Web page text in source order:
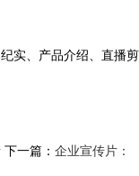
实、产品介绍、直播剪
下一篇： 企业宣传片：